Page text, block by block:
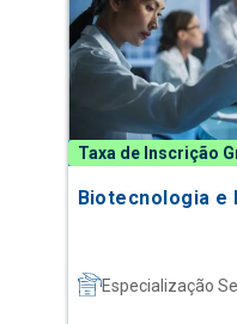
Taxa de Inscrição
Biotecnologia e
Especialização